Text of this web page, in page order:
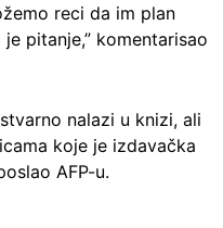
reci da im plan
pitanje,” komentarisao
nalazi u knizi, ali
koje je izdavačka
AFP-u.